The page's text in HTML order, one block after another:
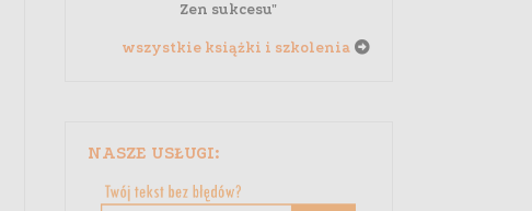
Zen sukcesu"
wszystkie książki i szkolenia
NASZE USŁUGI: